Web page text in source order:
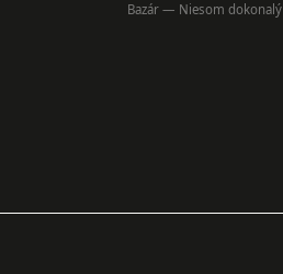
Bazár — Niesom dokonalý